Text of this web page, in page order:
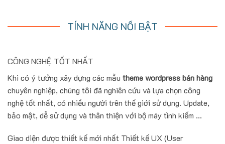
TÍNH NĂNG NỔI BẬT
CÔNG NGHỆ TỐT NHẤT
Khi có ý tưởng xây dựng các mẫu theme wordpress bán hàng
chuyên nghiệp, chúng tôi đã nghiên cứu và lựa chọn công
nghệ tốt nhất, có nhiều người trên thế giới sử dụng. Update,
bảo mật, dễ sử dụng và thân thiện với bộ máy tình kiếm ...
Giao diện được thiết kế mới nhất Thiết kế UX (User